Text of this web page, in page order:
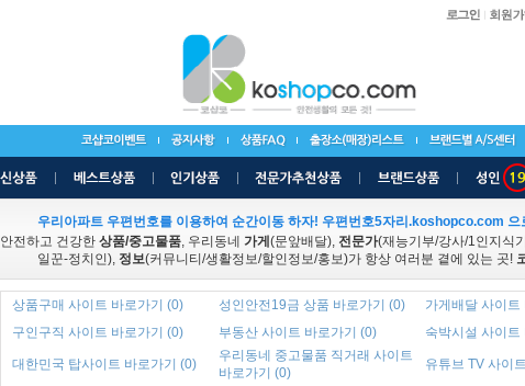
우리아파트 우편번호를 이용하여 순간이동 하자! 우편번호5자리.koshopco.com 으
안전하고 건강한 상품/중고물품, 우리동네 가게 (문앞배달), 전문가(재능기부/강사/1인지식
일꾼-정치인), 정보(커뮤니티/생활정보/할인정보/홍보)가 항상 여러분 곁에 있는 곳!
상품구매 사이트 바로가기 (0) 성인안전19금 상품 바로가기 (0) 가게배달 사이트
구인구직 사이트 바로가기 (0)
부동산 사이트 바로가기 (0) 숙박시설 사이트
대한민국 탑사이트 바로가기 (0)
우리동네 중고물품 직거래 사이트
바로가기 (0)
유튜브 TV 사이